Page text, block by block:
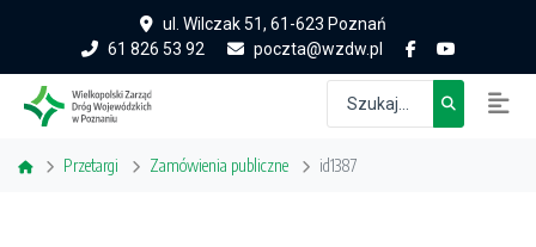
ul. Wilczak 51, 61-623 Poznań
61 826 53 92
poczta@wzdw.pl
Przetargi Zamówienia publiczne id1387